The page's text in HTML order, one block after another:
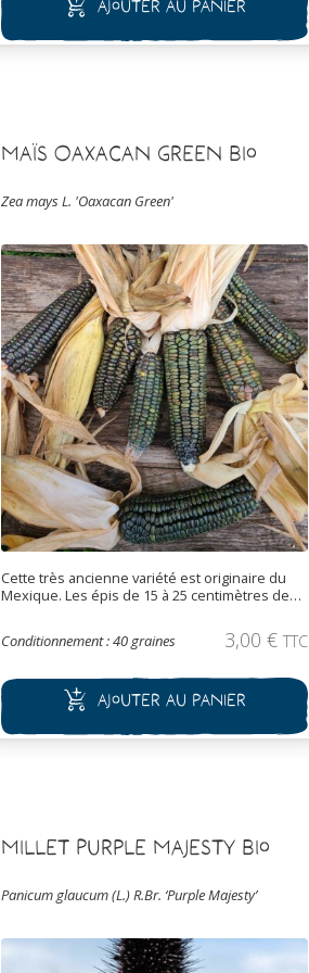
Ajouter au panier
Maïs Oaxacan Green Bio
Zea mays L. 'Oaxacan Green'
Cette très ancienne variété est originaire du
Mexique. Les épis de 15 à 25 centimètres de
nuances de vert. Les grains sont moulus pour
donner de la farine qui est ensuite utilisée
des tamales.
Conditionnement : 40 graines 3,00 € TTC
Ajouter au panier
Millet Purple Majesty Bio
Panicum glaucum (L.) R.Br. ‘Purple Majesty’